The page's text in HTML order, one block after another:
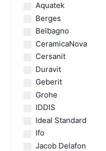
Aquatek
Berges
Belbagno
CeramicaNova
Cersanit
Duravit
Geberit
Grohe
IDDIS
Ideal Standard
Ifo
Jacob Delafon